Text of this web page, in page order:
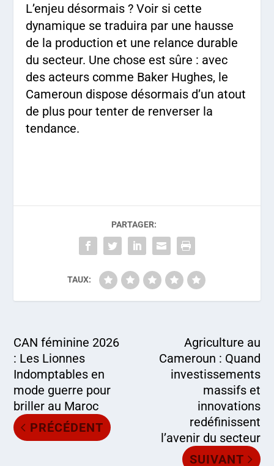
L’enjeu désormais ? Voir si cette
dynamique se traduira par une hausse
de la production et une relance durable
du secteur. Une chose est sûre : avec
des acteurs comme Baker Hughes, le
Cameroun dispose désormais d’un atout
de plus pour tenter de renverser la
tendance.
PARTAGER:
TAUX:
CAN féminine 2026
: Les Lionnes
Indomptables en
mode guerre pour
briller au Maroc
PRÉCÉDENT
Agriculture au
Cameroun : Quand
investissements
massifs et
innovations
redéfinissent
l’avenir du secteur
SUIVANT